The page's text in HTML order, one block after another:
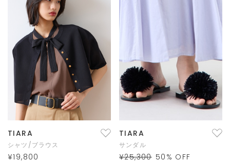
TIARA
シャツ/ブラウス
¥19,800
TIARA
サンダル
¥25,300 50 % OFF